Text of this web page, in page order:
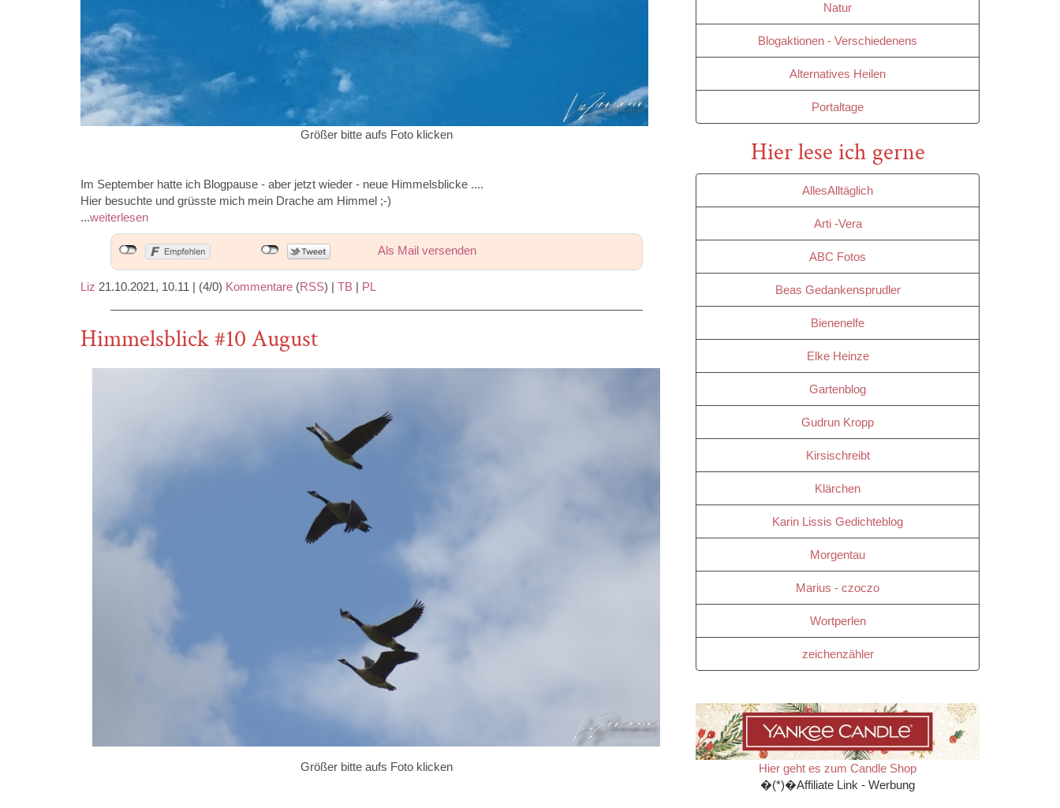
Größer bitte aufs Foto klicken
Im September hatte ich Blogpause - aber jetzt wieder - neue Himmelsblicke ....
Hier besuchte und grüsste mich mein Drache am Himmel ;-)
...weiterlesen
Als Mail versenden
Liz 21.10.2021, 10.11 | (4/0) Kommentare (RSS) | TB | PL
Himmelsblick #10 August
Größer bitte aufs Foto klicken
Natur
Blogaktionen - Verschiedenens
Alternatives Heilen
Portaltage
Hier lese ich gerne
AllesAlltäglich
Arti -Vera
ABC Fotos
Beas Gedankensprudler
Bienenelfe
Elke Heinze
Gartenblog
Gudrun Kropp
Kirsischreibt
Klärchen
Karin Lissis Gedichteblog
Morgentau
Marius - czoczo
Wortperlen
zeichenzähler
Hier geht es zum Candle Shop
�(*)�Affiliate Link - Werbung